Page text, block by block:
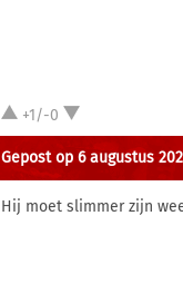
+1/-0
Gepost op 6 augustus
Hij moet slimmer zijn